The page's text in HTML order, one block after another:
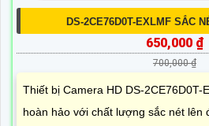
DS-2CE76D0T-EXLMF SẮC
650,000 ₫
700,000 ₫
Thiết bị Camera HD DS-2CE76D0T-
hoàn hảo với chất lượng sắc nét lên